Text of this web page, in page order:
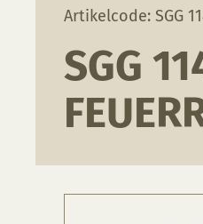
Artikelcode: SGG
SGG